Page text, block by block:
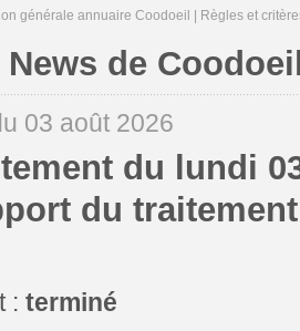
générale annuaire Coodoeil Règles et
News de
03 août 2026
du lundi
du
: terminé